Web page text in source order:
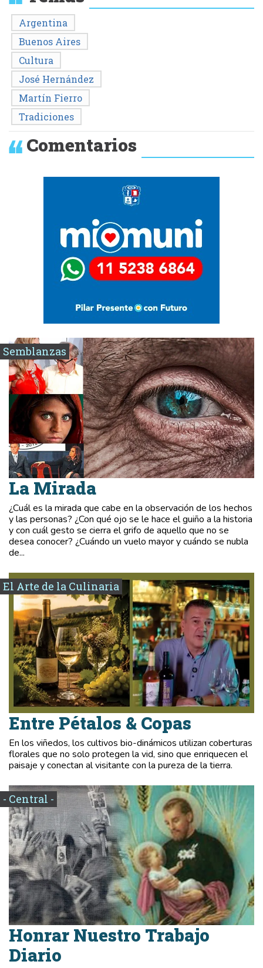
Argentina
Buenos Aires
Cultura
José Hernández
Martín Fierro
Tradiciones
Comentarios
Semblanzas
La Mirada
¿Cuál es la mirada que cabe en la observación de los hechos
y las personas? ¿Con qué ojo se le hace el guiño a la historia
y con cuál gesto se cierra el grifo de aquello que no se
desea conocer? ¿Cuándo un vuelo mayor y cuándo se nubla
de...
El Arte de la Culinaria
Entre Pétalos & Copas
En los viñedos, los cultivos bio-dinámicos utilizan coberturas
florales que no solo protegen la vid, sino que enriquecen el
paisaje y conectan al visitante con la pureza de la tierra.
- Central -
Honrar Nuestro Trabajo
Diario